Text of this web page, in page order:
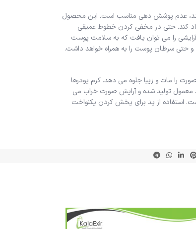
دارند، عدم پوشش دهی مناسب است. این محصول
کند. حتی در مخفی کردن خطوط عمیقی
را می توان یافت که به سلامت پوست
و حتی سرطان پوست را به همراه خواهد داشت.
را مات و زیبا جلوه می دهد. کرم پودرها
معمول تولید شده و آرایش صورت خراب می
استفاده از پد برای پخش کردن یکنواخت